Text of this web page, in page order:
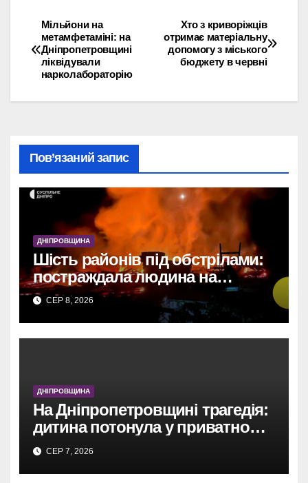
Навігація
записів
Хто з криворіжців
отримає матеріальну
допомогу з міського
бюджету в червні
Мільйони на
метамфетаміні: на
Дніпропетровщині
ліквідували
нарколабораторію
Пов’язаний запис
ДНІПРОВЩИНА
Шість районів під обстрілами:
постраждала людина на
Дніпропетровщині
СЕР 8, 2026
ДНІПРОВЩИНА
На Дніпропетровщині трагедія:
дитина потонула у приватному
басейні.
СЕР 7, 2026